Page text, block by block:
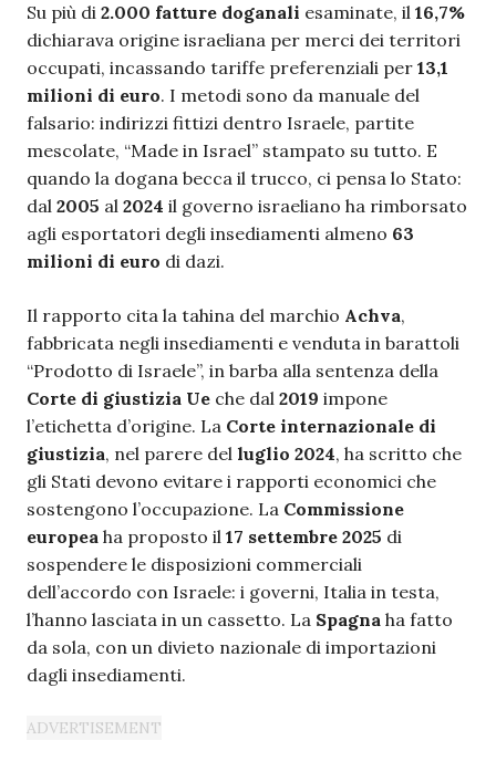
Su più di 2.000 fatture doganali esaminate, il 16,7%
dichiarava origine israeliana per merci dei territori
occupati, incassando tariffe preferenziali per 13,1
milioni di euro. I metodi sono da manuale del
falsario: indirizzi fittizi dentro Israele, partite
mescolate, “Made in Israel” stampato su tutto. E
quando la dogana becca il trucco, ci pensa lo Stato:
dal 2005 al 2024 il governo israeliano ha rimborsato
agli esportatori degli insediamenti almeno 63
milioni di euro di dazi.
Il rapporto cita la tahina del marchio Achva,
fabbricata negli insediamenti e venduta in barattoli
“Prodotto di Israele”, in barba alla sentenza della
Corte di giustizia Ue che dal 2019 impone
l’etichetta d’origine. La Corte internazionale di
giustizia, nel parere del luglio 2024, ha scritto che
gli Stati devono evitare i rapporti economici che
sostengono l’occupazione. La Commissione
europea ha proposto il 17 settembre 2025 di
sospendere le disposizioni commerciali
dell’accordo con Israele: i governi, Italia in testa,
l’hanno lasciata in un cassetto. La Spagna ha fatto
da sola, con un divieto nazionale di importazioni
dagli insediamenti.